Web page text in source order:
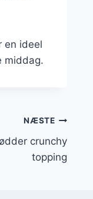
en ideel
middag.
NÆSTE
crunchy
topping